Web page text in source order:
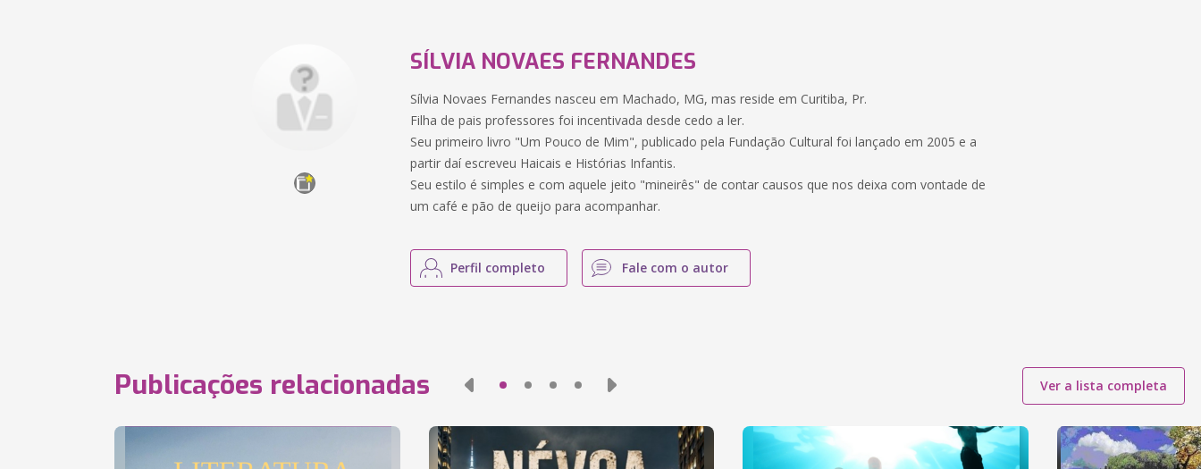
SÍLVIA NOVAES FERNANDES
Sílvia Novaes Fernandes nasceu em Machado, MG, mas reside em Curitiba, Pr.
Filha de pais professores foi incentivada desde cedo a ler.
Seu primeiro livro "Um Pouco de Mim", publicado pela Fundação Cultural foi lançado em 2005 e a
partir daí escreveu Haicais e Histórias Infantis.
Seu estilo é simples e com aquele jeito "mineirês" de contar causos que nos deixa com vontade de
um café e pão de queijo para acompanhar.
Perfil completo Fale com o autor
Publicações relacionadas Ver a lista completa